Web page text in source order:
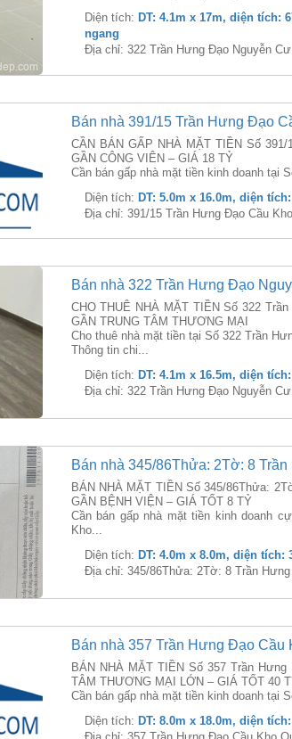
Diện tích: DT: 4.1m x 17m, diện tích:
ngang
Địa chỉ: 322 Trần Hưng Đạo Nguyễn
Bán nhà 391/15 Trần Hưng Đạo
CẦN BÁN GẤP NHÀ MẶT TIỀN Số
GẦN CÔNG VIÊN – GIÁ 18 TỶ
Cần bán gấp nhà mặt tiền kinh doanh tại
Diện tích: DT: 5.0m x 16.0m, diện
Địa chỉ: 391/15 Trần Hưng Đạo Cầu
Bán nhà 322 Trần Hưng Đạo
CHO THUÊ NHÀ MẶT TIỀN Số 322
GẦN TRUNG TÂM THƯƠNG MẠI
Cho thuê nhà mặt tiền tại Số 322 Trần
Thông tin chi...
Diện tích: DT: 4.1m x 16.5m, diện
Địa chỉ: 322 Trần Hưng Đạo Nguyễn
Bán nhà 345/86Thửa: 2Tờ: 8
BÁN NHÀ MẶT TIỀN Số 345/86Thửa:
GẦN BỆNH VIỆN – GIÁ TỐT 8 TỶ
Cần bán gấp nhà mặt tiền kinh doanh
Kho...
Diện tích: DT: 4.0m x 8.0m, diện tích:
Địa chỉ: 345/86Thửa: 2Tờ: 8 Trần
Bán nhà 357 Trần Hưng Đạo Cầu
BÁN NHÀ MẶT TIỀN Số 357 Trần
TÂM THƯƠNG MẠI LỚN – GIÁ TỐT 40
Cần bán gấp nhà mặt tiền kinh doanh tại
Diện tích: DT: 8.0m x 18.0m, diện